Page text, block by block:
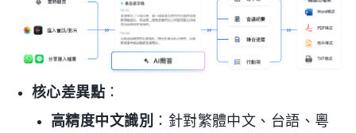
核心差異點 ：
高精度中文識別 ：針對繁體中文、台語、粵